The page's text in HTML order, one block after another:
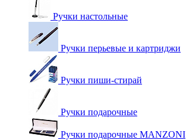
Ручки настольные
Ручки перьевые и картриджи
Ручки пиши-стирай
Ручки подарочные
Ручки подарочные MANZONI